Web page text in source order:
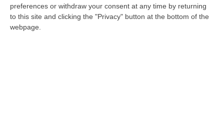
preferences or withdraw your consent at any time by returning
to this site and clicking the "Privacy" button at the bottom of the
webpage.